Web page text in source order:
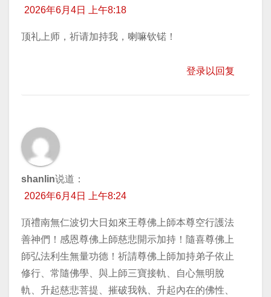
2026年6月4日 上午8:18
顶礼上师，祈请加持我，喇嘛钦锘！
登录以回复
shanlin说道：
2026年6月4日 上午8:24
頂禮南無仁波切大日如來王尊佛上師本尊空行護法
善神們！感恩尊佛上師慈悲開示加持！隨喜尊佛上
師弘法利生無量功德！祈請尊佛上師加持弟子依止
修行、常隨佛學、與上師三寶接軌、自心無明脫
軌、升起慈悲菩提、摧破我執、升起內在的佛性、